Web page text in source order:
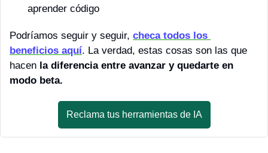
aprender código
Podríamos seguir y seguir, checa todos los
beneficios aquí. La verdad, estas cosas son las que
hacen la diferencia entre avanzar y quedarte en
modo beta.
Reclama tus herramientas de IA